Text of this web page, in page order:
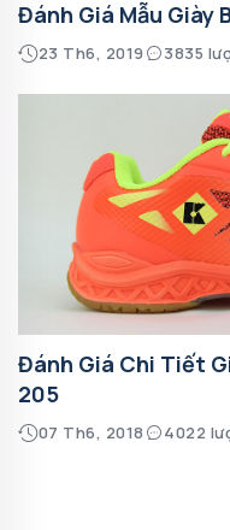
Đánh Giá Mẫu Giày
23 Th6, 2019 3835
Đánh Giá Chi Tiết
205
07 Th6, 2018 4022